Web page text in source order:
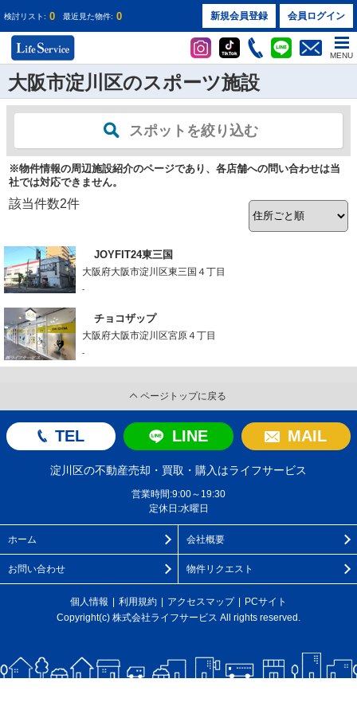
検討リスト: 0 最近見た物件: 0 新規会員登録 会員ログイン
MENU
大阪市淀川区のスポーツ施設
スポットを絞り込む
※物件情報の周辺施設紹介のページであり、各店舗への問い合わせは当
社では対応できません。
該当件数2件
JOYFIT24東三国
大阪府大阪市淀川区東三国４丁目
-
チョコザップ
大阪府大阪市淀川区宮原４丁目
-
ページトップに戻る
TEL LINE MAIL
淀川区の不動産売却・買取・購入はライフサービス
営業時間:9:00～19:30
定休日:水曜日
ホーム 会社概要
お問い合わせ 物件リクエスト
個人情報 利用規約 アクセスマップ
PCサイト
Copyright(c) 株式会社ライフサービス All rights reserved.